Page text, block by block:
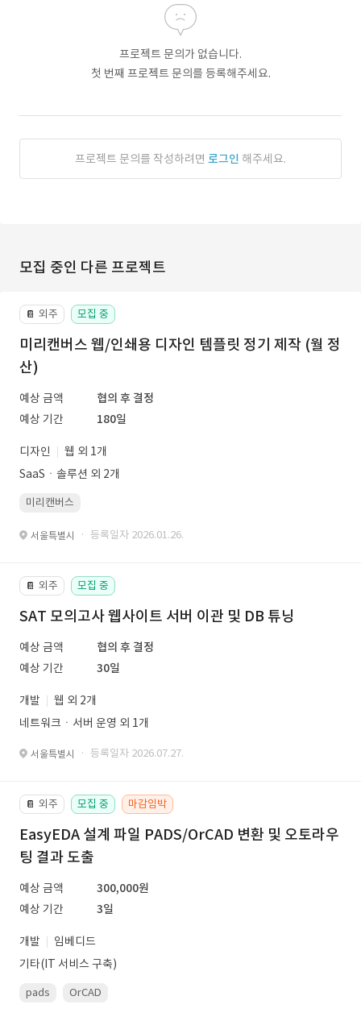
프로젝트 문의가 없습니다.
첫 번째 프로젝트 문의를 등록해주세요.
프로젝트 문의를 작성하려면 로그인 해주세요.
모집 중인 다른 프로젝트
📔 외주 모집 중
미리캔버스 웹/인쇄용 디자인 템플릿 정기 제작 (월 정
산)
예상 금액
협의 후 결정
예상 기간
180일
디자인
웹 외 1개
SaaSㆍ솔루션 외 2개
미리캔버스
서울특별시 · 등록일자 2026.01.26.
📔 외주 모집 중
SAT 모의고사 웹사이트 서버 이관 및 DB 튜닝
예상 금액
협의 후 결정
예상 기간
30일
개발
웹 외 2개
네트워크ㆍ서버 운영 외 1개
서울특별시 · 등록일자 2026.07.27.
📔 외주 모집 중 마감임박
EasyEDA 설계 파일 PADS/OrCAD 변환 및 오토라우
팅 결과 도출
예상 금액
300,000원
예상 기간
3일
개발
임베디드
기타(IT 서비스 구축)
pads OrCAD